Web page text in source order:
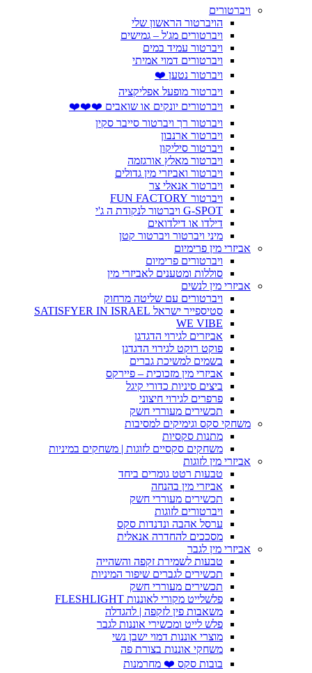
ויברטורים
הויברטור הראשון שלי
ויברטורים מג'ל – גמישים
ויברטור עמיד במים
ויברטורים דמוי אמיתי
ויברטור נטען ❤️
ויברטור מופעל אפליקציה
ויברטורים יונקים או שואבים ❤️❤️❤️
ויברטור רך ויברטור סייבר סקין
ויברטור ארנבון
ויברטור סיליקון
ויברטור מאלץ אורגזמה
ויברטור ואביזרי מין גדולים
ויברטור אנאלי צר
ויברטור FUN FACTORY
G-SPOT ויברטור לנקודת ה ג'י
דילדו או דילדואים
מיני ויברטור ויברטור קטן
אביזרי מין פרימיום
ויברטורים פרימיום
סוללות ומטענים לאביזרי מין
אביזרי מין לנשים
ויברטורים עם שליטה מרחוק
סטיספייר ישראל SATISFYER IN ISRAEL
WE VIBE
אביזרים לגירוי הדגדגן
פוקט רוקט לגירוי הדגדגן
בשמים למשיכת גברים
אביזרי מין מזכוכית – פיירקס
ביצים סיניות כדורי קיגל
פרפרים לגירוי חיצוני
תכשירים מעוררי חשק
משחקי סקס וגימיקים למסיבות
מתנות סקסיות
משחקים סקסיים לזוגות | משחקים במיניות
אביזרי מין לזוגות
טבעות רטט גומרים ביחד
אביזרי מין בהנחה
תכשירים מעוררי חשק
ויברטורים לזוגות
ערסל אהבה ונדנדות סקס
מסככים להחדרה אנאלית
אביזרי מין לגבר
טבעות לשמירת זקפה והשהייה
תכשירים לגברים שיפור המיניות
תכשירים מעוררי חשק
פלשלייט מקורי לאוננות FLESHLIGHT
משאבות פין לזקפה | להגדלה
פלש לייט ומכשירי אוננות לגבר
מוצרי אוננות דמוי ישבן נשי
משחקי אוננות בצורת פה
בובות סקס ❤️ מחרמנות